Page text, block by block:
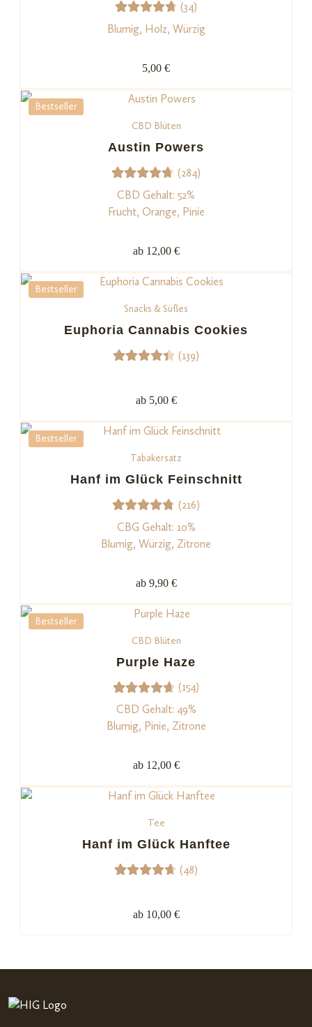
ngen
Bewerte
5,
basieren
34
Kundenb
ewertun
(34)
Blumig, Holz, Würzig
5,00 €
Bestseller
CBD Blüten
Austin Powers
Bewerte
t mit
basieren
d auf
284
ewertu
ngen
(284)
CBD Gehalt: 52%
Frucht, Orange, Pinie
ab 12,00 €
Bestseller
Snacks & Süßes
Euphoria Cannabis Cookies
4.47
von 5,
nd auf
Kundenb
ngen
(139)
ab 5,00 €
Bestseller
Tabakersatz
Hanf im Glück Feinschnitt
Bewerte
t mit
basieren
d auf
216
ewertun
gen
(216)
CBG Gehalt: 10%
Blumig, Würzig, Zitrone
ab 9,90 €
Bestseller
CBD Blüten
Purple Haze
Bewerte
t mit
basieren
d auf
154
ewertu
ngen
(154)
CBD Gehalt: 49%
Blumig, Pinie, Zitrone
ab 12,00 €
Tee
Hanf im Glück Hanftee
4.73von
(48)
ab 10,00 €